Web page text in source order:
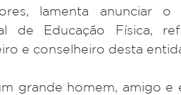
lamenta anunciar
de Educação Física,
e conselheiro desta
grande homem, amigo e